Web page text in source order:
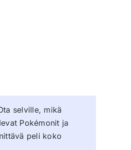
selville, mikä
Pokémonit ja
peli koko